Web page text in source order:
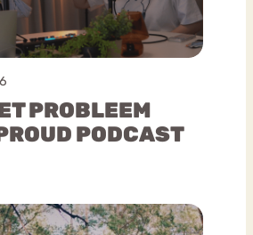
PROBLEEM
PODCAST